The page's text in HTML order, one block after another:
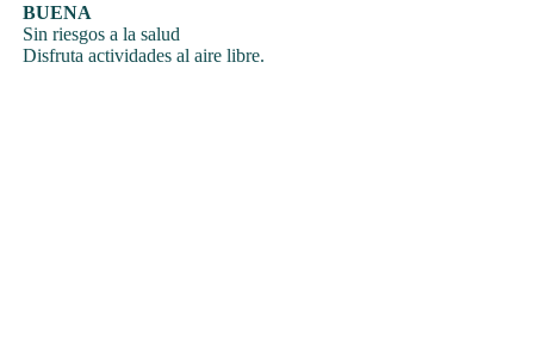
BUENA
Sin riesgos a la salud
Disfruta actividades al aire libre.